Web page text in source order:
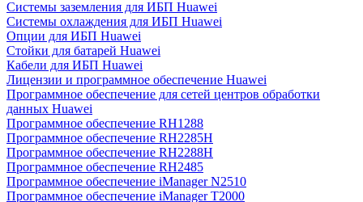
Системы заземления для ИБП Huawei
Системы охлаждения для ИБП Huawei
Опции для ИБП Huawei
Стойки для батарей Huawei
Кабели для ИБП Huawei
Лицензии и программное обеспечение Huawei
Программное обеспечение для сетей центров обработки
данных Huawei
Программное обеспечение RH1288
Программное обеспечение RH2285H
Программное обеспечение RH2288H
Программное обеспечение RH2485
Программное обеспечение iManager N2510
Программное обеспечение iManager T2000